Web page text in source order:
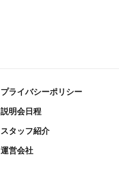
プライバシーポリシー
説明会日程
スタッフ紹介
運営会社